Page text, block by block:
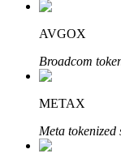
AVGOX
Broadcom
METAX
Meta tokenized